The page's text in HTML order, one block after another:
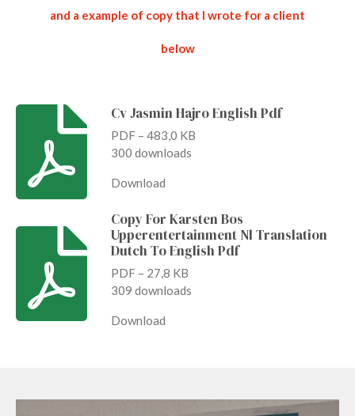
and a example of copy that I wrote for a client
below
Cv Jasmin Hajro English Pdf
PDF – 483,0 KB
300 downloads
Download
Copy For Karsten Bos
Upperentertainment Nl Translation
Dutch To English Pdf
PDF – 27,8 KB
309 downloads
Download